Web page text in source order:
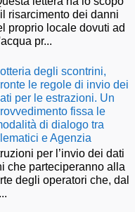
risarcimento dei danni
proprio locale dovuti ad
pr...
degli scontrini,
le regole di invio dei
per le estrazioni. Un
fissa le
di dialogo tra
e Agenzia
per l’invio dei dati
che parteciperanno alla
degli operatori che, dal